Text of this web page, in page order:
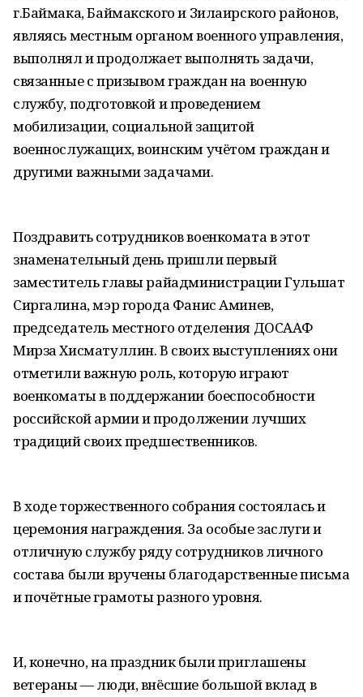
г.Баймака, Баймакского и Зилаирского районов,
являясь местным органом военного управления,
выполнял и продолжает выполнять задачи,
связанные с призывом граждан на военную
службу, подготовкой и проведением
мобилизации, социальной защитой
военнослужащих, воинским учётом граждан и
другими важными задачами.
Поздравить сотрудников военкомата в этот
знаменательный день пришли первый
заместитель главы райадминистрации Гульшат
Сиргалина, мэр города Фанис Аминев,
председатель местного отделения ДОСААФ
Мирза Хисматуллин. В своих выступлениях они
отметили важную роль, которую играют
военкоматы в поддержании боеспособности
российской армии и продолжении лучших
традиций своих предшественников.
В ходе торжественного собрания состоялась и
церемония награждения. За особые заслуги и
отличную службу ряду сотрудников личного
состава были вручены благодарственные письма
и почётные грамоты разного уровня.
И, конечно, на праздник были приглашены
ветераны — люди, внёсшие большой вклад в